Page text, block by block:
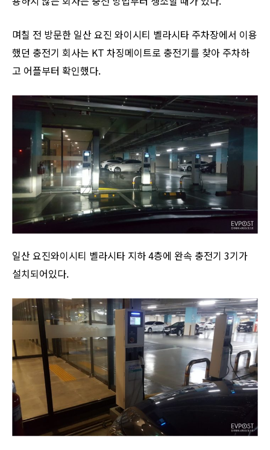
​며칠 전 방문한 일산 요진 와이시티 벨라시타 주차장에서 이용
했던 충전기 회사는 KT 차징메이트로 충전기를 찾아 주차하
고 어플부터 확인했다.
일산 요진와이시티 벨라시타 지하 4층에 완속 충전기 3기가
설치되어있다.